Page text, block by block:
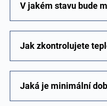
V jakém stavu bude
Jak zkontrolujete
Jaká je minimální